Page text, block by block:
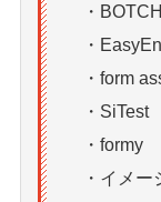
・
・
・form
・SiTest
・formy
・イメ